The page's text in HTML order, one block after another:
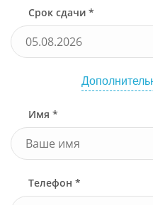
Срок сдачи *
Имя *
Телефон *